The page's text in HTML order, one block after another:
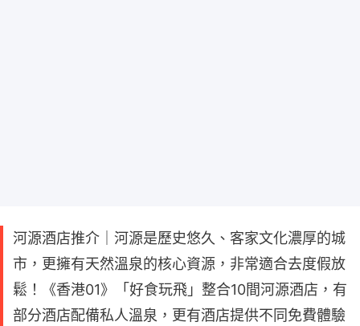
河源酒店推介｜河源是歷史悠久、客家文化濃厚的城
市，更擁有天然溫泉的核心資源，非常適合去度假放
鬆！《香港01》「好食玩飛」整合10間河源酒店，有
部分酒店配備私人溫泉，更有酒店提供不同免費體驗